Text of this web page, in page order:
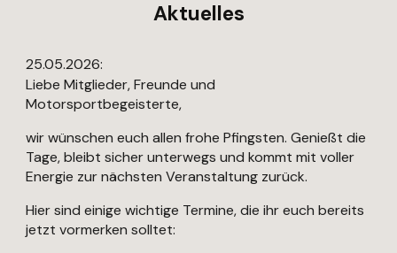
Aktuelles
25.05.2026:
Liebe Mitglieder, Freunde und
Motorsportbegeisterte,
wir wünschen euch allen frohe Pfingsten. Genießt die
Tage, bleibt sicher unterwegs und kommt mit voller
Energie zur nächsten Veranstaltung zurück.
Hier sind einige wichtige Termine, die ihr euch bereits
jetzt vormerken solltet: